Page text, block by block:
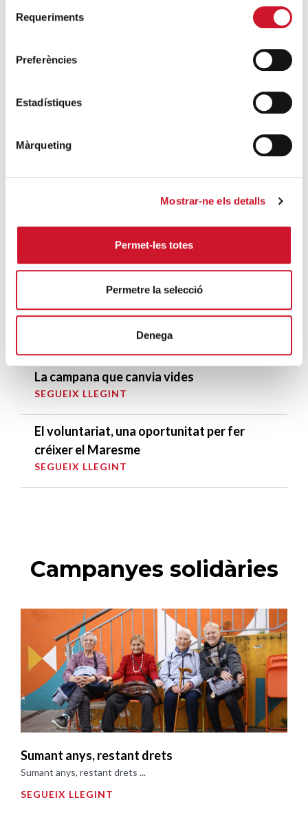
Requeriments
Preferències
Estadístiques
Màrqueting
Mostrar-ne els detalls
Permet-les totes
Permetre la selecció
Denega
Càritas Catalunya impulsa una campanya
per dignificar l’accés a l’alimentació
inaugura un nou DISA
Càritas expressa la seva preocupació per
protecció de la dignitat humana
SEGUEIX LLEGINT
Càritas Barcelona acompanya més de
extraordinari de regularització
La campana que canvia vides
SEGUEIX LLEGINT
El voluntariat, una oportunitat per fer
créixer el Maresme
SEGUEIX LLEGINT
Campanyes solidàries
Sumant anys, restant drets
Sumant anys, restant drets ...
SEGUEIX LLEGINT